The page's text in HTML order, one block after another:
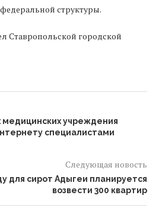
структуры.
Ставропольской городской
медицинских учреждения
специалистами
Следующая новость
для сирот Адыгеи планируется
возвести 300 квартир